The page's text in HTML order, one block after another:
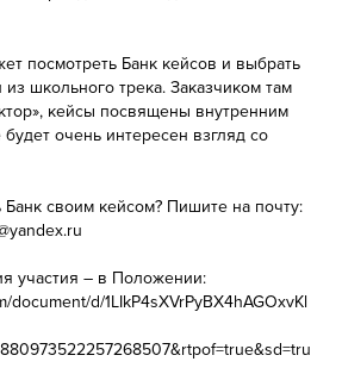
посмотреть Банк кейсов и выбрать
школьного трека. Заказчиком там
кейсы посвящены внутренним
очень интересен взгляд со
своим кейсом? Пишите на почту:
участия – в Положении:
d/1LIkP4sXVrPyBX4hAGOxvKl